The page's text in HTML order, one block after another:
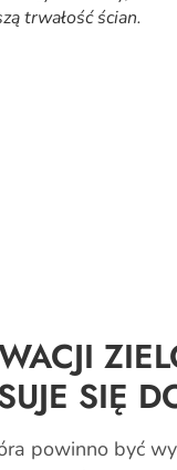
trwałość ścian.
SIĘ
powinno być